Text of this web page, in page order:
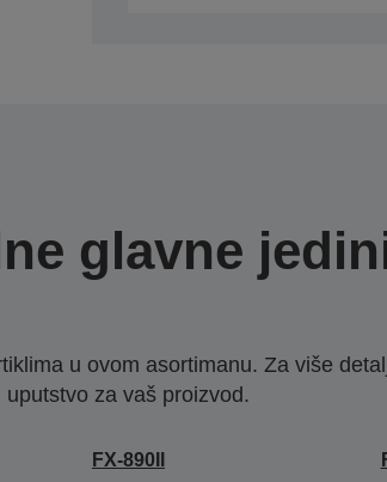
glavne
u ovom asortimanu. Za više
uputstvo za vaš proizvod.
FX-890II